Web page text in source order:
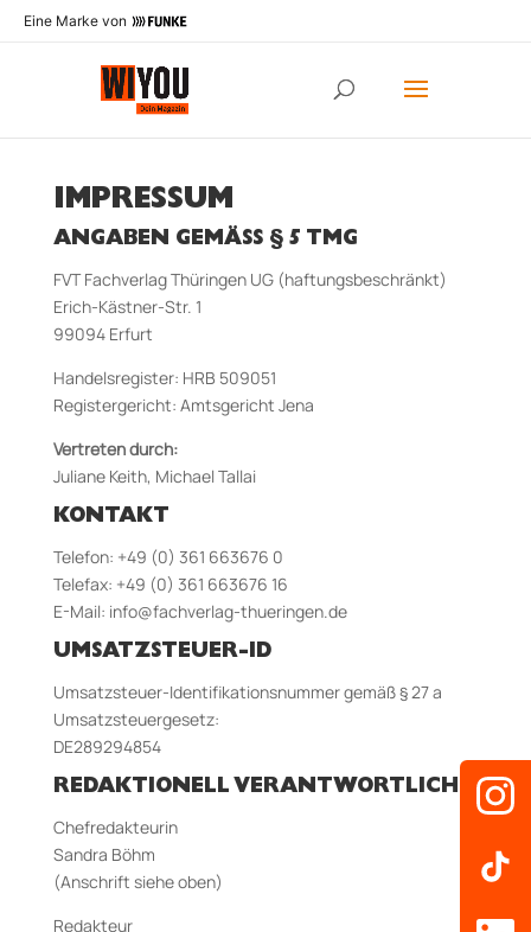
Eine Marke von
IMPRESSUM
ANGABEN GEMÄSS § 5 TMG
FVT Fachverlag Thüringen UG (haftungsbeschränkt)
Erich-Kästner-Str. 1
99094 Erfurt
Handelsregister: HRB 509051
Registergericht: Amtsgericht Jena
Vertreten durch:
Juliane Keith, Michael Tallai
KONTAKT
Telefon: +49 (0) 361 663676 0
Telefax: +49 (0) 361 663676 16
E-Mail: info@fachverlag-thueringen.de
UMSATZSTEUER-ID
Umsatzsteuer-Identifikationsnummer gemäß § 27 a
Umsatzsteuergesetz:
DE289294854
REDAKTIONELL VERANTWORTLICH
Chefredakteurin
Sandra Böhm
(Anschrift siehe oben)
Redakteur